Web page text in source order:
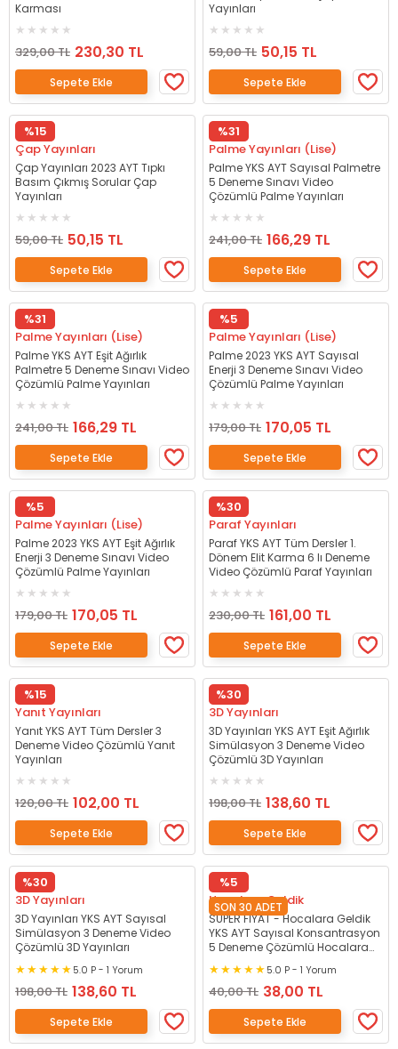
Karması
329,00 TL 230,30 TL
Sepete Ekle
Yayınları
59,00 TL 50,15 TL
Sepete Ekle
%15
Çap Yayınları
Çap Yayınları 2023 AYT Tıpkı
Basım Çıkmış Sorular Çap
Yayınları
59,00 TL 50,15 TL
Sepete Ekle
%31
Palme Yayınları (Lise)
Palme YKS AYT Sayısal Palmetre
5 Deneme Sınavı Video
Çözümlü Palme Yayınları
241,00 TL 166,29 TL
Sepete Ekle
%31
Palme Yayınları (Lise)
Palme YKS AYT Eşit Ağırlık
Palmetre 5 Deneme Sınavı Video
Çözümlü Palme Yayınları
241,00 TL 166,29 TL
Sepete Ekle
%5
Palme Yayınları (Lise)
Palme 2023 YKS AYT Sayısal
Enerji 3 Deneme Sınavı Video
Çözümlü Palme Yayınları
179,00 TL 170,05 TL
Sepete Ekle
%5
Palme Yayınları (Lise)
Palme 2023 YKS AYT Eşit Ağırlık
Enerji 3 Deneme Sınavı Video
Çözümlü Palme Yayınları
179,00 TL 170,05 TL
Sepete Ekle
%30
Paraf Yayınları
Paraf YKS AYT Tüm Dersler 1.
Dönem Elit Karma 6 lı Deneme
Video Çözümlü Paraf Yayınları
230,00 TL 161,00 TL
Sepete Ekle
%15
Yanıt Yayınları
Yanıt YKS AYT Tüm Dersler 3
Deneme Video Çözümlü Yanıt
Yayınları
120,00 TL 102,00 TL
Sepete Ekle
%30
3D Yayınları
3D Yayınları YKS AYT Eşit Ağırlık
Simülasyon 3 Deneme Video
Çözümlü 3D Yayınları
198,00 TL 138,60 TL
Sepete Ekle
%30
3D Yayınları
3D Yayınları YKS AYT Sayısal
Simülasyon 3 Deneme Video
Çözümlü 3D Yayınları
5.0 P - 1 Yorum
198,00 TL 138,60 TL
Sepete Ekle
%5
SON 30 ADET
Hocalara Geldik
SÜPER FİYAT - Hocalara Geldik
YKS AYT Sayısal Konsantrasyon
5 Deneme Çözümlü Hocalara
5.0 P - 1 Yorum
40,00 TL 38,00 TL
Sepete Ekle